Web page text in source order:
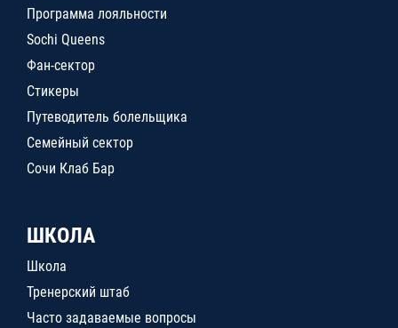
Программа лояльности
Sochi Queens
Фан-сектор
Стикеры
Путеводитель болельщика
Семейный сектор
Сочи Клаб Бар
ШКОЛА
Школа
Тренерский штаб
Часто задаваемые вопросы